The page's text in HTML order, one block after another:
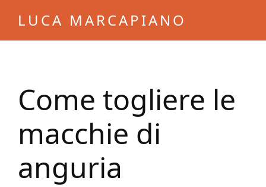
LUCA MARCAPIANO
Blog
Marcapiano
Come togliere le
macchie di
anguria